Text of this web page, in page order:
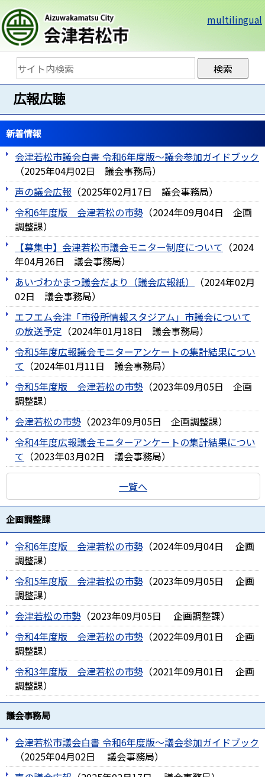
multilingual
広報広聴
新着情報
会津若松市議会白書 令和6年度版～議会参加ガイドブック
（2025年04月02日 議会事務局）
声の議会広報 （2025年02月17日 議会事務局）
令和6年度版 会津若松の市勢 （2024年09月04日
企画
調整課）
【募集中】会津若松市議会モニター制度について （2024
年04月26日
議会事務局）
あいづわかまつ議会だより（議会広報紙）
（2024年02月
02日
議会事務局）
エフエム会津「市役所情報スタジアム」市議会について
の放送予定 （2024年01月18日 議会事務局）
令和5年度広報議会モニターアンケートの集計結果につい
て （2024年01月11日 議会事務局）
令和5年度版 会津若松の市勢 （2023年09月05日
企画
調整課）
会津若松の市勢 （2023年09月05日 企画調整課）
令和4年度広報議会モニターアンケートの集計結果につい
て （2023年03月02日 議会事務局）
一覧へ
企画調整課
令和6年度版 会津若松の市勢 （2024年09月04日
企画
調整課）
令和5年度版 会津若松の市勢 （2023年09月05日
企画
調整課）
会津若松の市勢 （2023年09月05日 企画調整課）
令和4年度版 会津若松の市勢 （2022年09月01日
企画
調整課）
令和3年度版 会津若松の市勢 （2021年09月01日
企画
調整課）
議会事務局
会津若松市議会白書 令和6年度版～議会参加ガイドブック
（2025年04月02日 議会事務局）